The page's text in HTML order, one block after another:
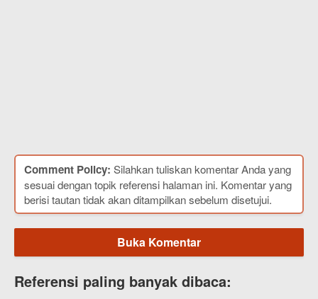
Comment Policy: Silahkan tuliskan komentar Anda yang
sesuai dengan topik referensi halaman ini. Komentar yang
berisi tautan tidak akan ditampilkan sebelum disetujui.
Buka Komentar
Referensi paling banyak dibaca: